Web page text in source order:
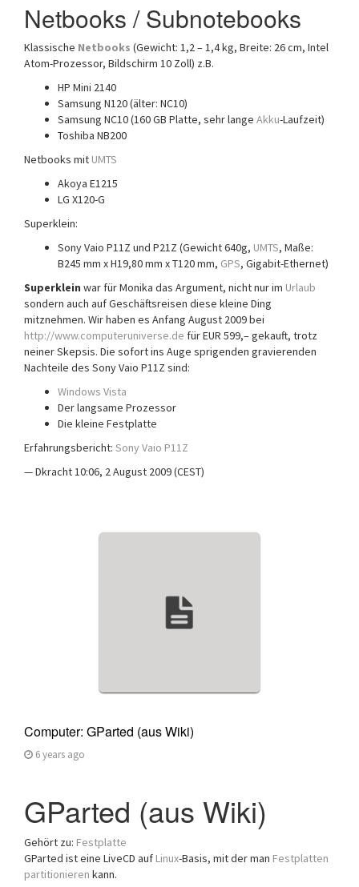
Netbooks / Subnotebooks
Klassische Netbooks (Gewicht: 1,2 – 1,4 kg, Breite: 26 cm, Intel
Atom-Prozessor, Bildschirm 10 Zoll) z.B.
HP Mini 2140
Samsung N120 (älter: NC10)
Samsung NC10 (160 GB Platte, sehr lange Akku-Laufzeit)
Toshiba NB200
Netbooks mit UMTS
Akoya E1215
LG X120-G
Superklein:
Sony Vaio P11Z und P21Z (Gewicht 640g, UMTS, Maße:
B245 mm x H19,80 mm x T120 mm, GPS, Gigabit-Ethernet)
Superklein war für Monika das Argument, nicht nur im Urlaub
sondern auch auf Geschäftsreisen diese kleine Ding
mitznehmen. Wir haben es Anfang August 2009 bei
http://www.computeruniverse.de für EUR 599,– gekauft, trotz
neiner Skepsis. Die sofort ins Auge sprigenden gravierenden
Nachteile des Sony Vaio P11Z sind:
Windows Vista
Der langsame Prozessor
Die kleine Festplatte
Erfahrungsbericht: Sony Vaio P11Z
— Dkracht 10:06, 2 August 2009 (CEST)
Computer: GParted (aus Wiki)
6 years ago
GParted (aus Wiki)
Gehört zu: Festplatte
GParted ist eine LiveCD auf Linux-Basis, mit der man Festplatten
partitionieren kann.